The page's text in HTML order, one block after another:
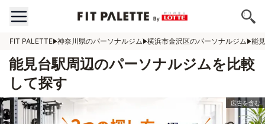
FIT PALETTE 神奈川県のパーソナルジム 横浜市金沢区のパーソナルジム 能
能見台駅周辺のパーソナルジムを比較
して探す